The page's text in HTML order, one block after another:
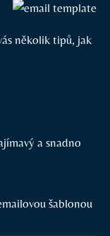
několik tipů, jak
a snadno
šablonou